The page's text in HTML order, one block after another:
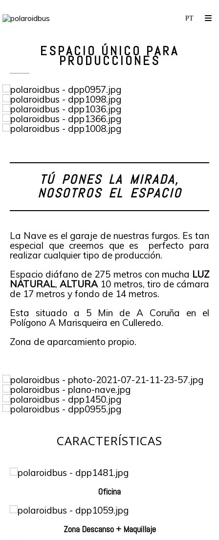
ESPACIO ÚNICO PARA
PRODUCCIONES
TÚ PONES LA MIRADA,
NOSOTROS EL ESPACIO
La Nave es el garaje de nuestras furgos. Es tan
especial que creemos que es perfecto para
realizar cualquier tipo de producción.
Espacio diáfano de 275 metros con mucha LUZ
NATURAL,ALTURA10 metros, tiro de cámara
de 17 metros y fondo de 14 metros.
Esta situado a 5 Min de A Coruña en el
Polígono A Marisqueira en Culleredo.
Zona de aparcamiento propio.
CARACTERÍSTICAS
Oficina
Zona Descanso + Maquillaje